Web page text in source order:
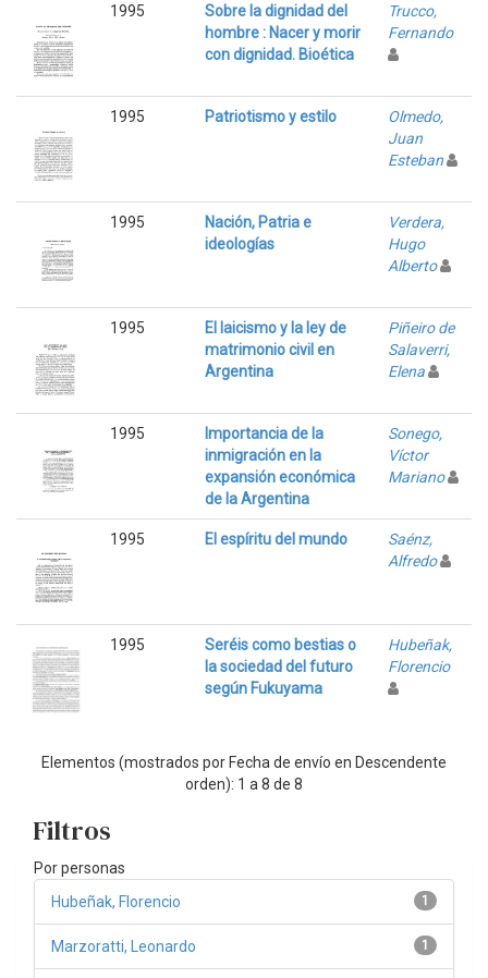
1995
Sobre la dignidad del
hombre : Nacer y morir
con dignidad. Bioética
Trucco,
Fernando
1995 Patriotismo y estilo
Olmedo,
Juan
Esteban
1995
Nación, Patria e
ideologías
Verdera,
Hugo
Alberto
1995
El laicismo y la ley de
matrimonio civil en
Argentina
Piñeiro de
Salaverri,
Elena
1995
Importancia de la
inmigración en la
expansión económica
de la Argentina
Sonego,
Víctor
Mariano
1995 El espíritu del mundo
Saénz,
Alfredo
1995
Seréis como bestias o
la sociedad del futuro
según Fukuyama
Hubeñak,
Florencio
Elementos (mostrados por Fecha de envío en Descendente
orden): 1 a 8 de 8
Filtros
Por personas
1
Hubeñak, Florencio
1
Marzoratti, Leonardo